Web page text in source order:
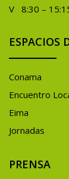
V 8:30 –
ESPACIOS
Conama
Encuentro
Eima
Jornadas
PRENSA